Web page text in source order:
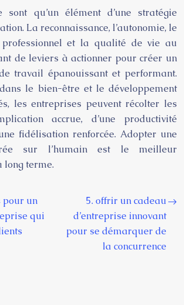
sont qu’un élément d’une stratégie
La reconnaissance, l’autonomie, le
professionnel et la qualité de vie au
de leviers à actionner pour créer un
travail épanouissant et performant.
le bien-être et le développement
les entreprises peuvent récolter les
accrue, d’une productivité
fidélisation renforcée. Adopter une
sur l’humain est le meilleur
long terme.
pour un
qui
5. offrir un cadeau
d’entreprise innovant
pour se démarquer de
la concurrence